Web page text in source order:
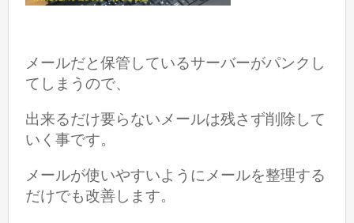
メールだと保管しているサーバーがパンクし
てしまうので、
出来るだけ要らないメールは残さず削除して
いく事です。
メールが使いやすいようにメールを整理する
だけでも改善します。